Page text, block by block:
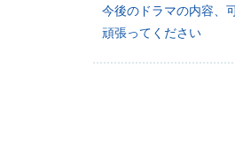
今後のドラマの内容、
頑張ってください